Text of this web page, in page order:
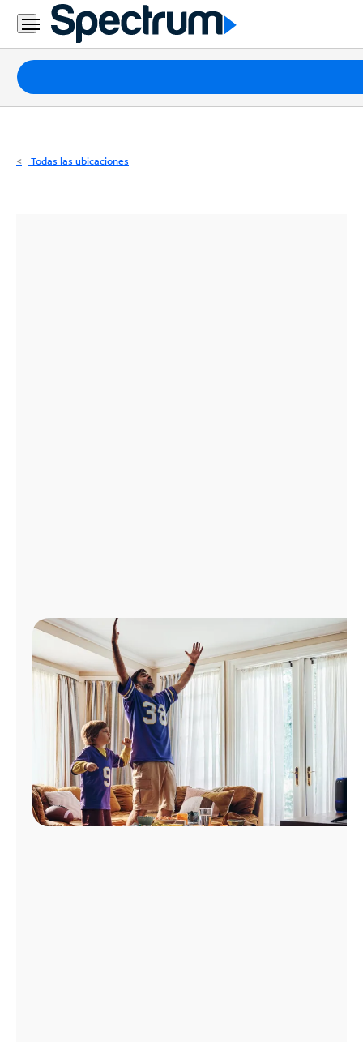
Residencial
Business
Paquetes
Internet
Todas las ubicaciones